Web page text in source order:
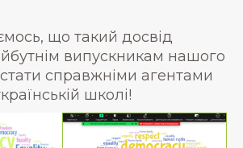
що такий досвід
випускникам нашого
справжніми агентами
школі!